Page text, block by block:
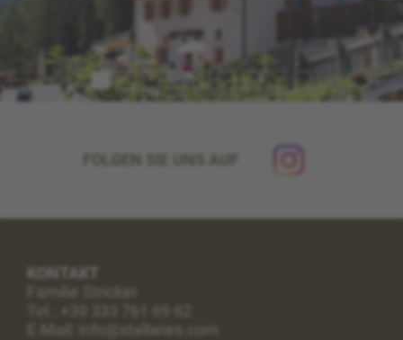
FOLGEN SIE UNS AUF
KONTAKT
Familie Stricker
Tel.:
+39 333 761 69 62
E-Mail: info@stallwies.com